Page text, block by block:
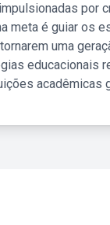
por
meta é guiar os
uma
educacionais
acadêmicas